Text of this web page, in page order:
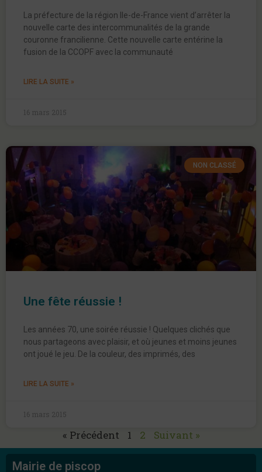
La préfecture de la région Ile-de-France vient d’arrêter la
nouvelle carte des intercommunalités de la grande
couronne francilienne. Cette nouvelle carte entérine la
fusion de la CCOPF avec la communauté
LIRE LA SUITE »
16 mars 2015
NON CLASSÉ
Une fête réussie !
Les années 70, une soirée réussie ! Quelques clichés que
nous partageons avec plaisir, et où jeunes et moins jeunes
ont joué le jeu. De la couleur, des imprimés, des
LIRE LA SUITE »
16 mars 2015
« Précédent 1 2 Suivant »
Mairie de piscop